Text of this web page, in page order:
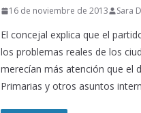
16 de noviembre de 2013 Sara
El concejal explica que el
los problemas reales de los
merecían más atención que el
Primarias y otros asuntos